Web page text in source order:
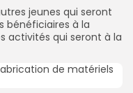
jeunes qui seront
bénéficiaires à la
activités qui seront à la